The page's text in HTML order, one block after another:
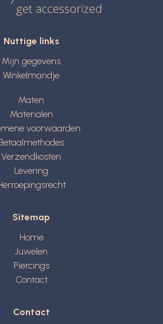
Nuttige links
Mijn gegevens
Winkelmandje
Maten
Materialen
voorwaarden
Verzendkosten
Levering
Sitemap
Home
Juwelen
Piercings
Contact
Contact